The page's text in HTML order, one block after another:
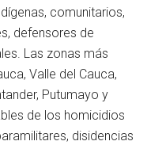
comunitarios,
defensores de
Las zonas más
Valle del Cauca,
Putumayo y
de los homicidios
disidencias